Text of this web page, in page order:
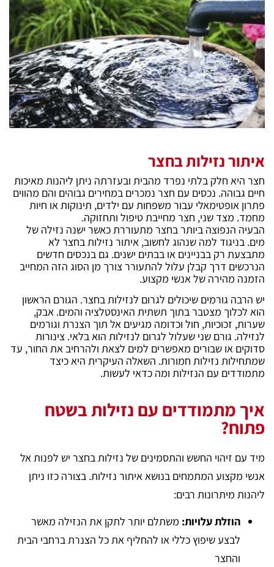
איתור נזילות בחצר
חצר היא חלק בלתי נפרד מהבית ובעזרתה ניתן ליהנות מאיכות
חיים גבוהה. נכסים עם חצר נמכרים במחירים גבוהים והם מהווים
פתרון אופטימאלי עבור משפחות עם ילדים, תינוקות או חיות
מחמד. מצד שני, חצר מחייבת טיפול ותחזוקה.
הבעיה הנפוצה ביותר בחצר מתעוררת כאשר ישנה נזילה של
מים. בניגוד למה שנהוג לחשוב, איתור נזילות בחצר לא
מתבצעת רק בבניינים או בבתים ישנים. גם בנכסים חדשים
הנרכשים דרך קבלן עלול להתעורר צורך מן הסוג הזה המחייב
הזמנה מהירה של אנשי מקצוע.
יש הרבה גורמים שיכולים לגרום לנזילות בחצר. הגורם הראשון
הוא לכלוך מצטבר בתוך תשתית האינסטלציה והמים. אבק,
שערות, זכוכיות, חול וכדומה מגיעים אל תוך הצנרת וגורמים
לנזילה. גורם שני שעלול לגרום לנזילות הוא בלאי. צינורות
סדוקים או שבורים מאפשרים למים לצאת ולהרחיב את החור, עד
שמתחילות נזילות חמורות. השאלה העיקרית היא כיצד
מתמודדים עם הנזילות ומה כדאי לעשות.
איך מתמודדים עם נזילות בשטח
פתוח?
מיד עם זיהוי החשש והתסמינים של נזילות בחצר יש לפנות אל
אנשי מקצוע המתמחים בנושא איתור נזילות. בצורה כזו ניתן
ליהנות מיתרונות רבים:
הוזלת עלויות: משתלם יותר לתקן את הנזילה מאשר
לבצע שיפוץ כללי או להחליף את כל הצנרת ברחבי הבית
והחצר